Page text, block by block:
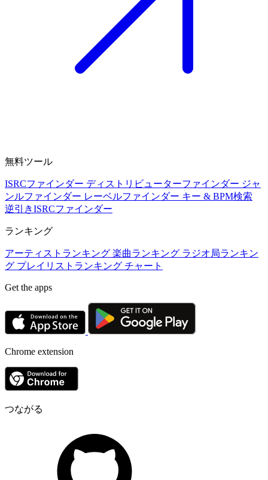
無料ツール
ISRCファインダー ディストリビューターファインダー ジャ
ンルファインダー レーベルファインダー キー & BPM検索
逆引きISRCファインダー
ランキング
アーティストランキング 楽曲ランキング ラジオ局ランキン
グ プレイリストランキング チャート
Get the apps
Chrome extension
つながる